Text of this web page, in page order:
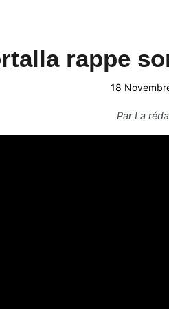
rappe
18
ParLa